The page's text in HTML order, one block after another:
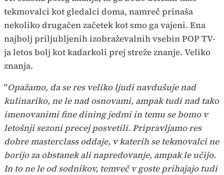
tekmovalci kot gledalci doma, namreč prinaša
nekoliko drugačen začetek kot smo ga vajeni. Ena
najbolj priljubljenih izobraževalnih vsebin POP TV-
ja letos bolj kot kadarkoli prej streže znanje. Veliko
znanja.
"Opažamo, da se res veliko ljudi navdušuje nad
kulinariko, ne le nad osnovami, ampak tudi nad tako
imenovanimi fine dining jedmi in temu se bomo v
letošnji sezoni precej posvetili. Pripravljamo res
dobre masterclass oddaje, v katerih se tekmovalci ne
borijo za obstanek ali napredovanje, ampak le učijo.
In to ne le od sodnikov, temveč v goste prihajajo tudi